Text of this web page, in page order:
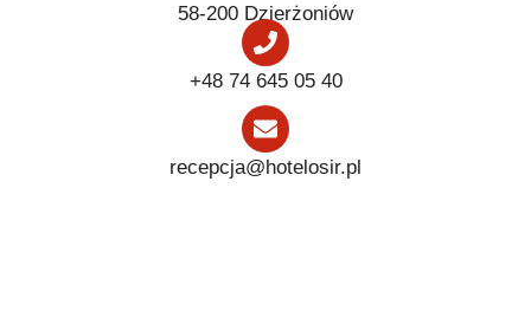
58-200 Dzierżoniów
+48 74 645 05 40
recepcja@hotelosir.pl